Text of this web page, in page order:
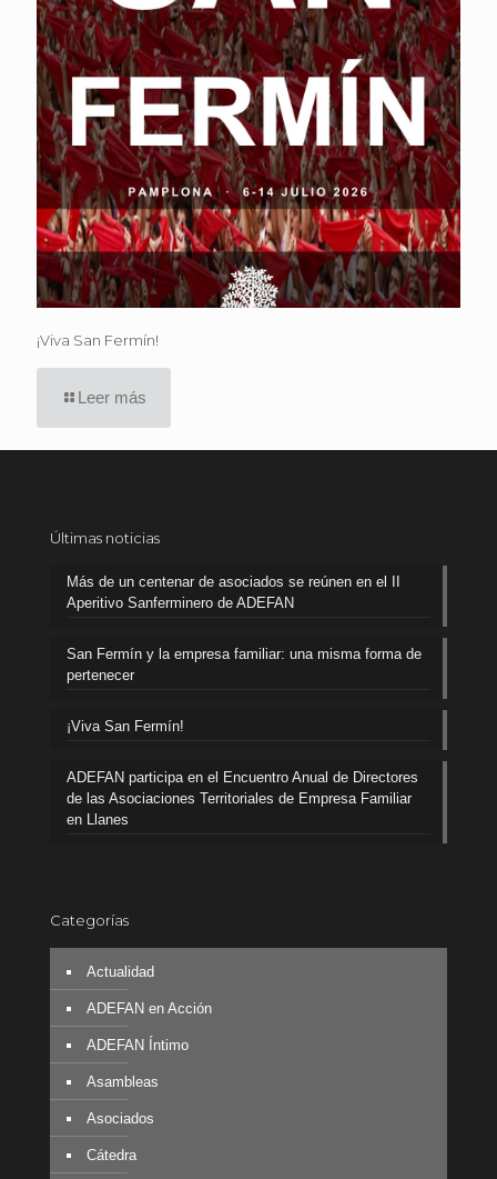
¡Viva San Fermín!
Leer más
Últimas noticias
Más de un centenar de asociados se reúnen en el II
Aperitivo Sanferminero de ADEFAN
San Fermín y la empresa familiar: una misma forma de
pertenecer
¡Viva San Fermín!
ADEFAN participa en el Encuentro Anual de Directores
de las Asociaciones Territoriales de Empresa Familiar
en Llanes
Categorías
Actualidad
ADEFAN en Acción
ADEFAN Íntimo
Asambleas
Asociados
Cátedra